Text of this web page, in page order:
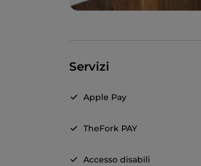
Servizi
Apple Pay
TheFork PAY
Accesso disabili